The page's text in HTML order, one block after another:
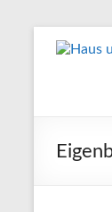
Inhalt